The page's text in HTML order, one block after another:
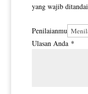
yang wajib ditandai
Penilaianmu
Ulasan Anda *